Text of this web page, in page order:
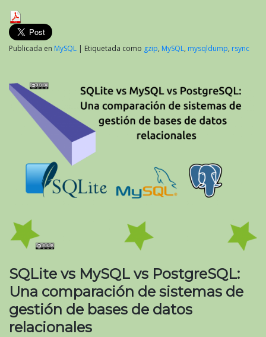
Publicada en MySQL | Etiquetada como gzip, MySQL, mysqldump, rsync
SQLite vs MySQL vs PostgreSQL:
Una comparación de sistemas de
gestión de bases de datos
relacionales